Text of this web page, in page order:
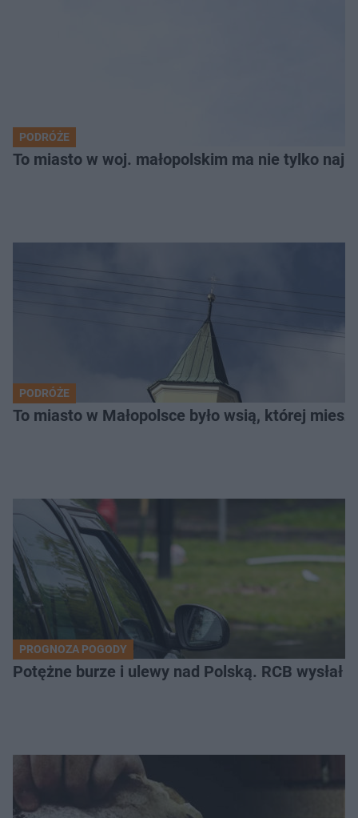
PODRÓŻE
To miasto w woj. małopolskim ma nie tylko
PODRÓŻE
To miasto w Małopolsce było wsią, której
PROGNOZA POGODY
Potężne burze i ulewy nad Polską. RCB